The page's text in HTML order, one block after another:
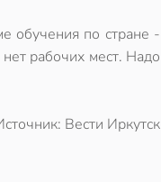
обучения по стране -
рабочих мест. Надо
Вести Иркутск